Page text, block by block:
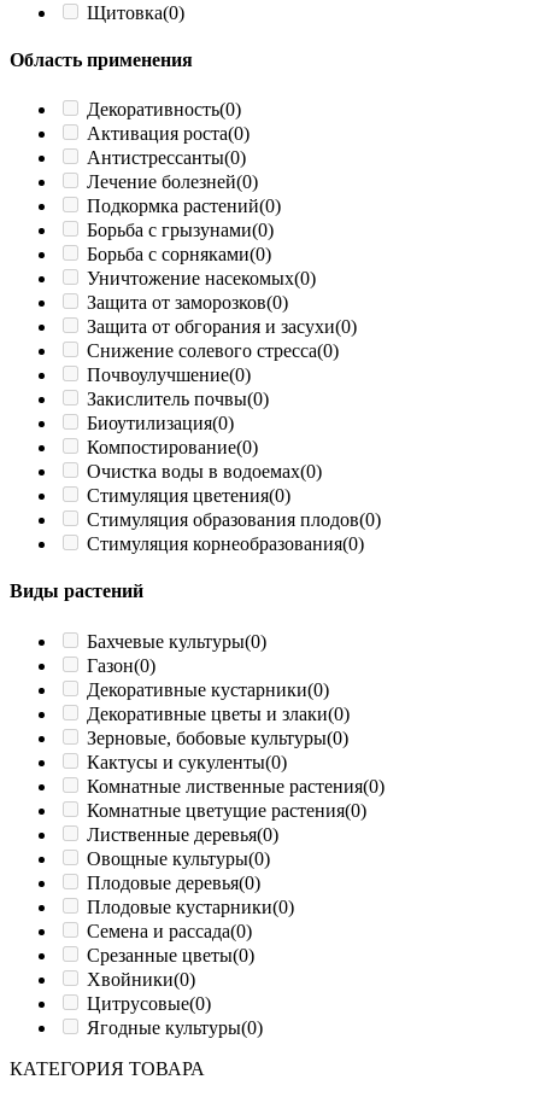
Щитовка(0)
Область применения
Декоративность(0)
Активация роста(0)
Антистрессанты(0)
Лечение болезней(0)
Подкормка растений(0)
Борьба с грызунами(0)
Борьба с сорняками(0)
Уничтожение насекомых(0)
Защита от заморозков(0)
Защита от обгорания и засухи(0)
Снижение солевого стресса(0)
Почвоулучшение(0)
Закислитель почвы(0)
Биоутилизация(0)
Компостирование(0)
Очистка воды в водоемах(0)
Стимуляция цветения(0)
Стимуляция образования плодов(0)
Стимуляция корнеобразования(0)
Виды растений
Бахчевые культуры(0)
Газон(0)
Декоративные кустарники(0)
Декоративные цветы и злаки(0)
Зерновые, бобовые культуры(0)
Кактусы и сукуленты(0)
Комнатные лиственные растения(0)
Комнатные цветущие растения(0)
Лиственные деревья(0)
Овощные культуры(0)
Плодовые деревья(0)
Плодовые кустарники(0)
Семена и рассада(0)
Срезанные цветы(0)
Хвойники(0)
Цитрусовые(0)
Ягодные культуры(0)
КАТЕГОРИЯ ТОВАРА